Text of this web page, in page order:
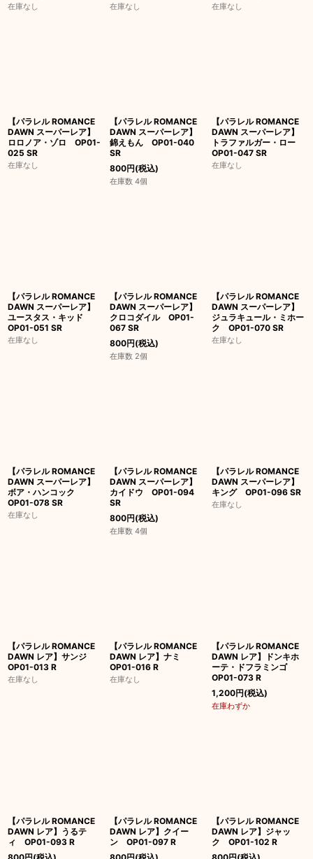
在庫なし 在庫なし 在庫なし
【パラレル ROMANCE
DAWN スーパーレア】
ロロノア・ゾロ OP01-
025 SR
在庫なし
【パラレル ROMANCE
DAWN スーパーレア】
錦えもん OP01-040
SR
800円(税込)
在庫数 4個
【パラレル ROMANCE
DAWN スーパーレア】
トラファルガー・ロー
OP01-047 SR
在庫なし
【パラレル ROMANCE
DAWN スーパーレア】
ユースタス・キッド
OP01-051 SR
在庫なし
【パラレル ROMANCE
DAWN スーパーレア】
クロコダイル OP01-
067 SR
800円(税込)
在庫数 2個
【パラレル ROMANCE
DAWN スーパーレア】
ジュラキュール・ミホー
ク OP01-070 SR
在庫なし
【パラレル ROMANCE
DAWN スーパーレア】
ボア・ハンコック
OP01-078 SR
在庫なし
【パラレル ROMANCE
DAWN スーパーレア】
カイドウ OP01-094
SR
800円(税込)
在庫数 4個
【パラレル ROMANCE
DAWN スーパーレア】
キング OP01-096 SR
在庫なし
【パラレル ROMANCE
DAWN レア】サンジ
OP01-013 R
在庫なし
【パラレル ROMANCE
DAWN レア】ナミ
OP01-016 R
在庫なし
【パラレル ROMANCE
DAWN レア】ドンキホ
ーテ・ドフラミンゴ
OP01-073 R
1,200円(税込)
在庫わずか
【パラレル ROMANCE
DAWN レア】うるテ
ィ OP01-093 R
【パラレル ROMANCE
DAWN レア】クイー
ン OP01-097 R
【パラレル ROMANCE
DAWN レア】ジャッ
ク OP01-102 R